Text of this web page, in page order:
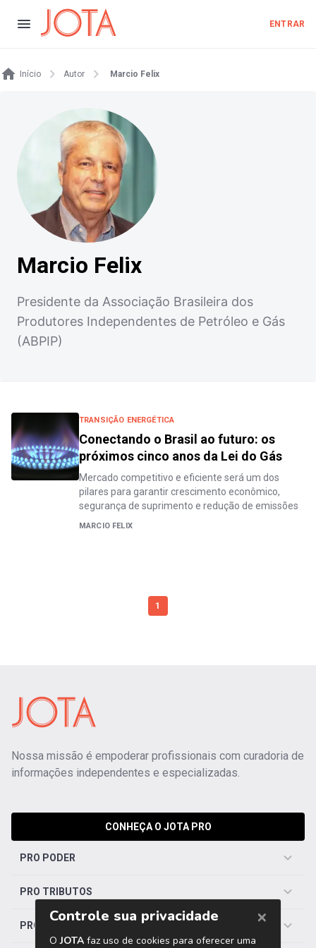
ENTRAR
Início Autor Marcio Felix
Marcio Felix
Presidente da Associação Brasileira dos
Produtores Independentes de Petróleo e Gás
(ABPIP)
TRANSIÇÃO ENERGÉTICA
Conectando o Brasil ao futuro: os
próximos cinco anos da Lei do Gás
Mercado competitivo e eficiente será um dos
pilares para garantir crescimento econômico,
segurança de suprimento e redução de emissões
MARCIO FELIX
1
Nossa missão é empoderar profissionais com curadoria de
informações independentes e especializadas.
CONHEÇA O JOTA PRO
PRO PODER
PRO TRIBUTOS
PRO TRABALHISTA